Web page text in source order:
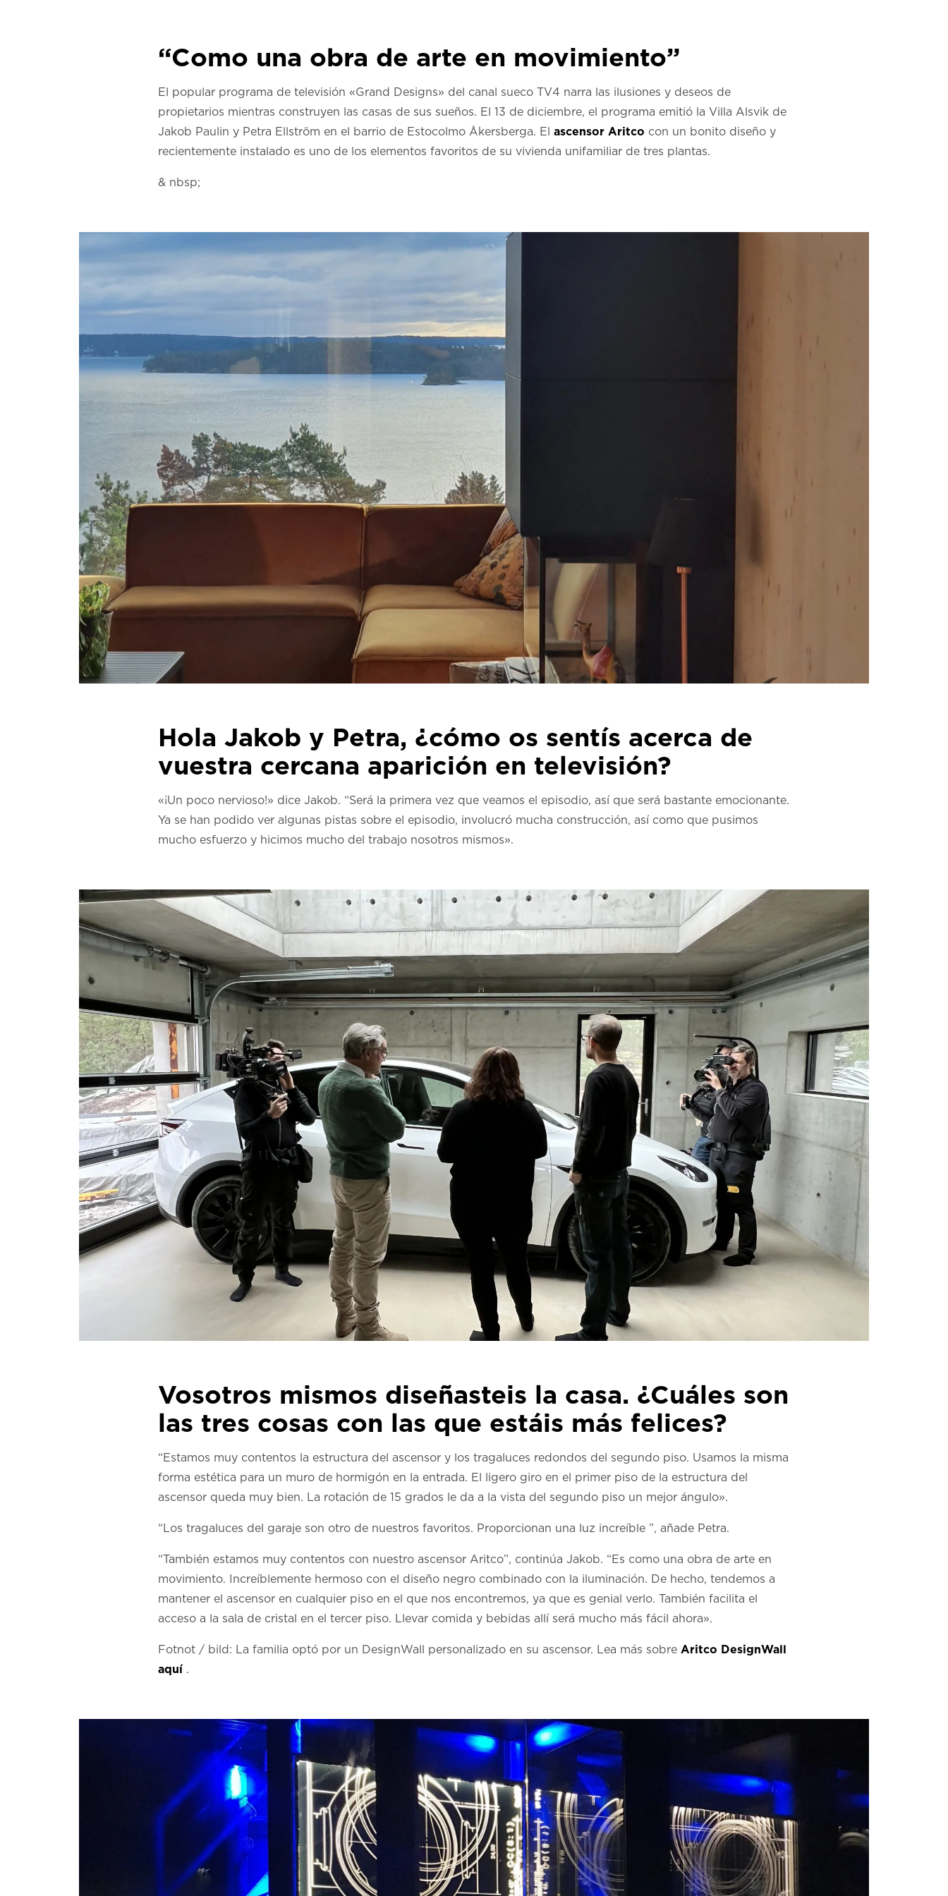
“Como una obra de arte en movimiento”
El popular programa de televisión «Grand Designs» del canal sueco TV4 narra las ilusiones y deseos de
propietarios mientras construyen las casas de sus sueños. El 13 de diciembre, el programa emitió la Villa Alsvik de
Jakob Paulin y Petra Ellström en el barrio de Estocolmo Åkersberga. El ascensor Aritco con un bonito diseño y
recientemente instalado es uno de los elementos favoritos de su vivienda unifamiliar de tres plantas.
& nbsp;
Hola Jakob y Petra, ¿cómo os sentís acerca de
vuestra cercana aparición en televisión?
«¡Un poco nervioso!» dice Jakob. “Será la primera vez que veamos el episodio, así que será bastante emocionante.
Ya se han podido ver algunas pistas sobre el episodio, involucró mucha construcción, así como que pusimos
mucho esfuerzo y hicimos mucho del trabajo nosotros mismos».
Vosotros mismos diseñasteis la casa. ¿Cuáles son
las tres cosas con las que estáis más felices?
“Estamos muy contentos la estructura del ascensor y los tragaluces redondos del segundo piso. Usamos la misma
forma estética para un muro de hormigón en la entrada. El ligero giro en el primer piso de la estructura del
ascensor queda muy bien. La rotación de 15 grados le da a la vista del segundo piso un mejor ángulo».
“Los tragaluces del garaje son otro de nuestros favoritos. Proporcionan una luz increíble ”, añade Petra.
“También estamos muy contentos con nuestro ascensor Aritco”, continúa Jakob. “Es como una obra de arte en
movimiento. Increíblemente hermoso con el diseño negro combinado con la iluminación. De hecho, tendemos a
mantener el ascensor en cualquier piso en el que nos encontremos, ya que es genial verlo. También facilita el
acceso a la sala de cristal en el tercer piso. Llevar comida y bebidas allí será mucho más fácil ahora».
Fotnot / bild: La familia optó por un DesignWall personalizado en su ascensor. Lea más sobre Aritco DesignWall
aquí .